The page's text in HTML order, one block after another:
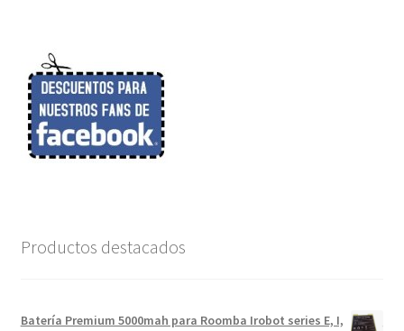
Productos destacados
Batería Premium 5000mah para Roomba Irobot series E, I,